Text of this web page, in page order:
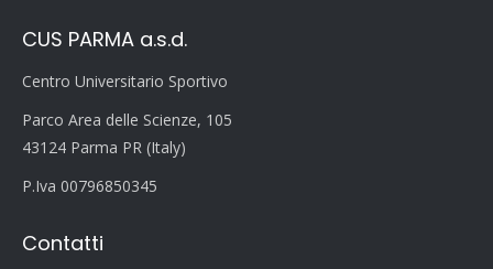
CUS PARMA a.s.d.
Centro Universitario Sportivo
Parco Area delle Scienze, 105
43124 Parma PR (Italy)
P.Iva 00796850345
Contatti